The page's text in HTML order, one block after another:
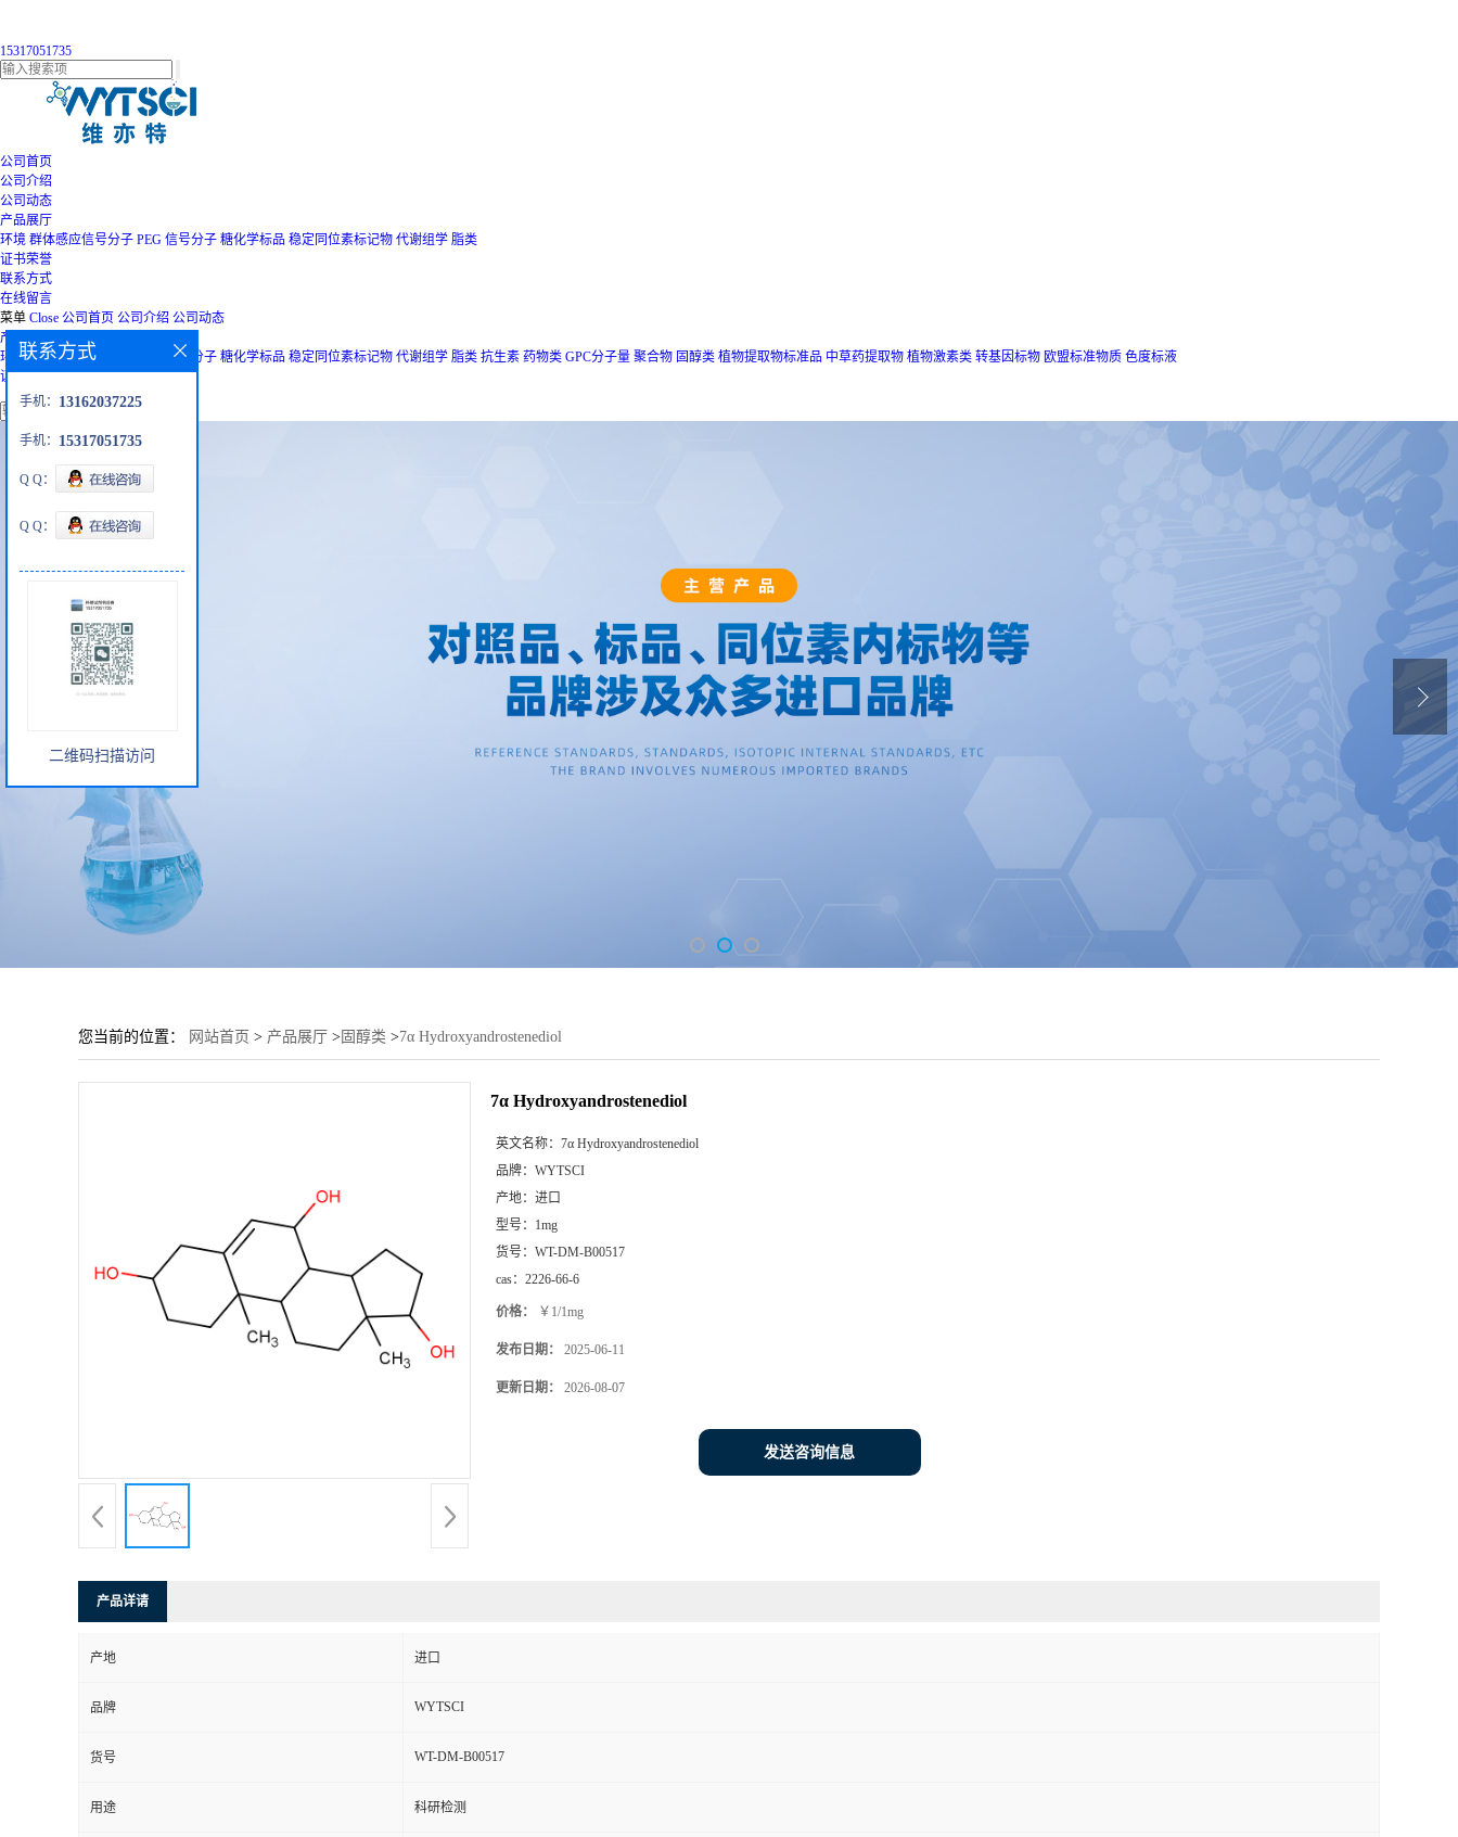
15317051735
公司首页
公司介绍
公司动态
产品展厅
环境 群体感应信号分子 PEG 信号分子 糖化学标品 稳定同位素标记物 代谢组学 脂类
证书荣誉
联系方式
在线留言
菜单 Close 公司首页 公司介绍 公司动态
产品展厅
环境 群体感应信号分子 信号分子 糖化学标品 稳定同位素标记物 代谢组学 脂类 抗生素 药物类 GPC分子量 聚合物 固醇类 植物提取物标准品 中草药提取物 植物激素类 转基因标物 欧盟标准物质 色度标液
证书荣誉 联系方式 在线留言
您当前的位置： 网站首页 > 产品展厅 > 固醇类 >7α Hydroxyandrostenediol
7α Hydroxyandrostenediol
英文名称： 7α Hydroxyandrostenediol
品牌： WYTSCI
产地： 进口
型号： 1mg
货号： WT-DM-B00517
cas： 2226-66-6
价格： ￥1/1mg
发布日期： 2025-06-11
更新日期： 2026-08-07
发送咨询信息
产品详请
产地 进口
品牌 WYTSCI
货号 WT-DM-B00517
用途 科研检测
联系方式
手机： 13162037225
手机： 15317051735
Q Q：
Q Q：
二维码扫描访问